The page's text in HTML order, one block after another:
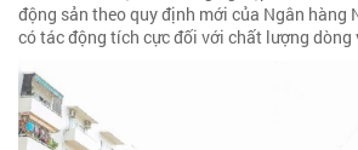
động sản theo quy định mới của Ngân hàng
có tác động tích cực đối với chất lượng dòng